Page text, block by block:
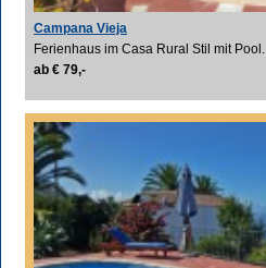
Campana Vieja
Ferienhaus im Casa Rural Stil mit Pool.
ab € 79,-